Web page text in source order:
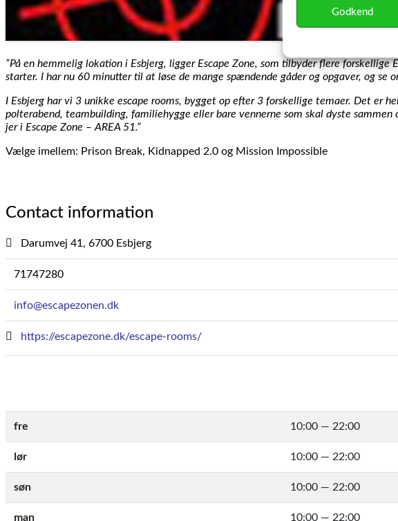
Godkend
”På en hemmelig lokation i Esbjerg, ligger Escape Zone, som tilbyder flere
starter. I har nu 60 minutter til at løse de mange spændende gåder og opgaver, og se
I Esbjerg har vi 3 unikke escape rooms, bygget op efter 3 forskellige temaer. Det er
polterabend, teambuilding, familiehygge eller bare vennerne som skal dyste
jer i Escape Zone – AREA 51.”
Vælge imellem: Prison Break, Kidnapped 2.0 og Mission Impossible
Contact information
Darumvej 41, 6700 Esbjerg
71747280
info@escapezonen.dk
https://escapezone.dk/escape-rooms/
fre 10:00 — 22:00
lør 10:00 — 22:00
søn 10:00 — 22:00
man 10:00 — 22:00